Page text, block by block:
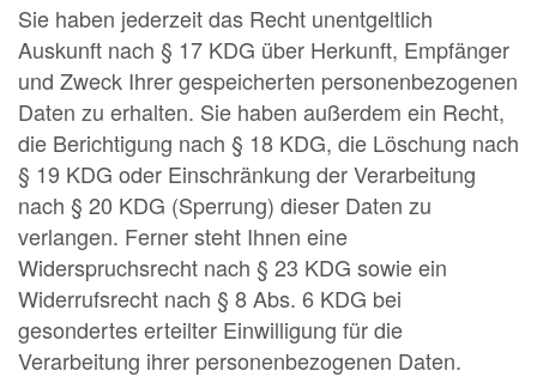
Sie haben jederzeit das Recht unentgeltlich
Auskunft nach § 17 KDG über Herkunft, Empfänger
und Zweck Ihrer gespeicherten personenbezogenen
Daten zu erhalten. Sie haben außerdem ein Recht,
die Berichtigung nach § 18 KDG, die Löschung nach
§ 19 KDG oder Einschränkung der Verarbeitung
nach § 20 KDG (Sperrung) dieser Daten zu
verlangen. Ferner steht Ihnen eine
Widerspruchsrecht nach § 23 KDG sowie ein
Widerrufsrecht nach § 8 Abs. 6 KDG bei
gesondertes erteilter Einwilligung für die
Verarbeitung ihrer personenbezogenen Daten.